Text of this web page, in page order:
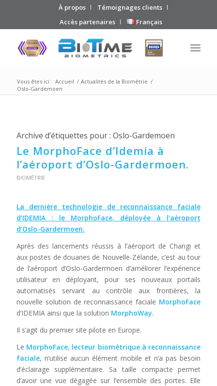
À propos
Témoignages clients
Accès partenaires
Français
Vous êtes ici : Accueil / Actualités de la Biométrie /
Oslo-Gardemoen
Archive d’étiquettes pour : Oslo-Gardemoen
Le MorphoFace d’Idemia à
l’aéroport d’Oslo-Gardermoen.
BIOMÉTRIE
La dernière technologie de reconnaissance faciale
d’IDEMIA : le MorphoFace, déployée à l’aéroport
d’Oslo-Gardermoen.
Après des lancements réussis à l’aéroport de Changi et
aux postes de douanes de Nouvelle-Zélande, c’est au tour
de l’aéroport d’Oslo-Gardermoen d’améliorer l’expérience
utilisateur en déployant, pour ses nouveaux portails
automatisés servant au contrôle aux frontières, la
nouvelle solution de reconnaissance faciale MorphoFace
d’IDEMIA ainsi que la solution MorphoWay.
Il s’agit du premier site pilote en Europe.
Le MorphoFace, lecteur biométrique à reconnaissance
faciale, n’utilise aucun élément mobile et n’a pas besoin
d’éclairage supplémentaire. Sa taille compacte permet
d’avoir une vue dégagée sur l’ensemble des portes. Elle